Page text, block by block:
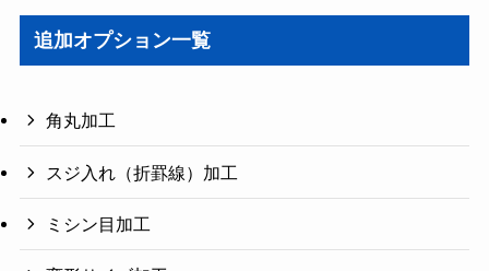
追加オプション一覧
角丸加工
スジ入れ（折罫線）加工
ミシン目加工